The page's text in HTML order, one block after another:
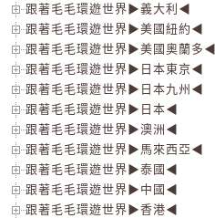
跟著毛毛環遊世界▶義大利◀
跟著毛毛環遊世界▶美國紐約◀
跟著毛毛環遊世界▶美國奧蘭多◀
跟著毛毛環遊世界▶日本東京◀
跟著毛毛環遊世界▶日本九州◀
跟著毛毛環遊世界▶日本◀
跟著毛毛環遊世界▶澳洲◀
跟著毛毛環遊世界▶馬來西亞◀
跟著毛毛環遊世界▶泰國◀
跟著毛毛環遊世界▶中國◀
跟著毛毛環遊世界▶香港◀